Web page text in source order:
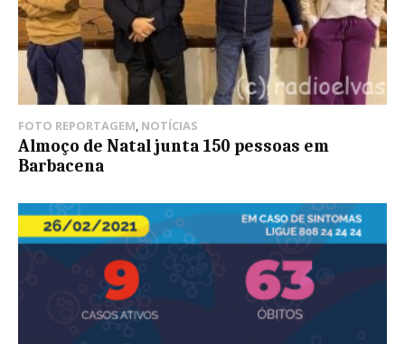
FOTO REPORTAGEM NOTÍCIAS
Almoço de Natal junta 150 pessoas em
Barbacena